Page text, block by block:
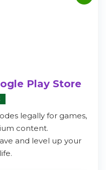
Play Store
legally for games,
content.
and level up your